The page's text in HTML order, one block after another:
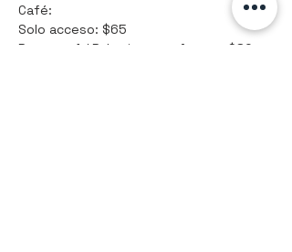
Café:
Solo acceso: $65
Paquete 1 / Palomitas y refresco: $80